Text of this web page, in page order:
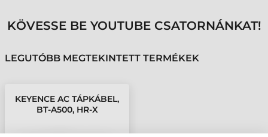
KÖVESSE BE YOUTUBE CSATORNÁNKAT!
LEGUTÓBB MEGTEKINTETT TERMÉKEK
KEYENCE AC TÁPKÁBEL,
BT-A500, HR-X